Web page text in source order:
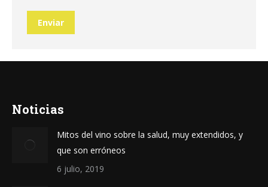
Enviar
Noticias
Mitos del vino sobre la salud, muy extendidos, y
que son erróneos
6 julio, 2019